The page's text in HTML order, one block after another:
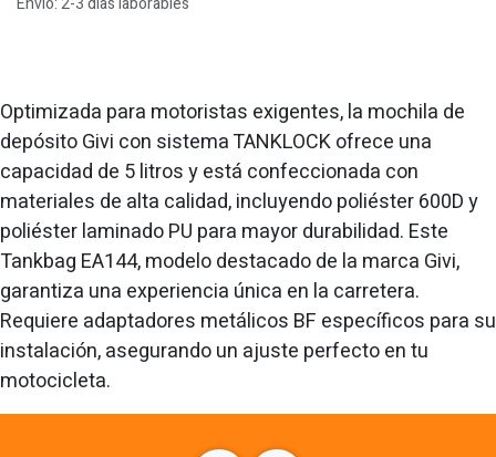
Optimizada para motoristas exigentes, la mochila de
depósito Givi con sistema TANKLOCK ofrece una
capacidad de 5 litros y está confeccionada con
materiales de alta calidad, incluyendo poliéster 600D y
poliéster laminado PU para mayor durabilidad. Este
Tankbag EA144, modelo destacado de la marca Givi,
garantiza una experiencia única en la carretera.
Requiere adaptadores metálicos BF específicos para su
instalación, asegurando un ajuste perfecto en tu
motocicleta.